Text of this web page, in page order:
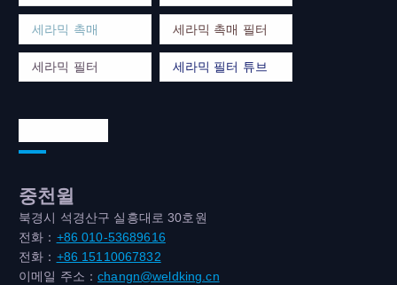
세라믹 촉매 세라믹 촉매 필터
세라믹 필터 세라믹 필터 튜브
중천윌
북경시 석경산구 실흥대로 30호원
전화： +86 010-53689616
전화： +86 15110067832
이메일 주소：changn@weldking.cn